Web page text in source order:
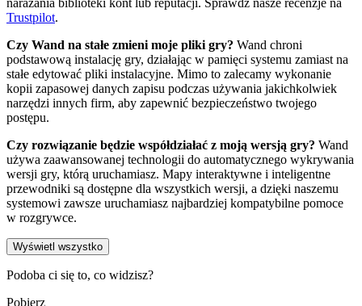
Trustpilot.
Czy Wand na stałe zmieni moje pliki gry? Wand chroni
podstawową instalację gry, działając w pamięci systemu zamiast na
stałe edytować pliki instalacyjne. Mimo to zalecamy wykonanie
kopii zapasowej danych zapisu podczas używania jakichkolwiek
narzędzi innych firm, aby zapewnić bezpieczeństwo twojego
postępu.
Czy rozwiązanie będzie współdziałać z moją wersją gry? Wand
używa zaawansowanej technologii do automatycznego wykrywania
wersji gry, którą uruchamiasz. Mapy interaktywne i inteligentne
przewodniki są dostępne dla wszystkich wersji, a dzięki naszemu
systemowi zawsze uruchamiasz najbardziej kompatybilne pomoce
w rozgrywce.
Wyświetl wszystko
Podoba ci się to, co widzisz?
Pobierz